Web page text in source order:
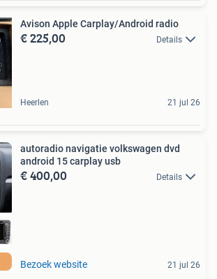
Avison Apple Carplay/Android radio
€ 225,00 Details
Heerlen 21 jul 26
autoradio navigatie volkswagen dvd
android 15 carplay usb
€ 400,00 Details
Bezoek website 21 jul 26